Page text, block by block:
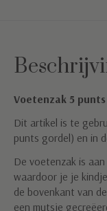
Voetenzak 5
Dit artikel is te
punts gordel) en in
De voetenzak is
waardoor je je
de bovenkant van
een mutsje